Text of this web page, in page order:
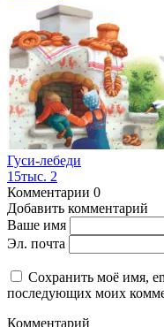
Гуси-лебеди
15тыс. 2
Комментарии 0
Добавить комментарий
Ваше имя
Эл. почта
Сохранить моё имя,
последующих моих
Комментарий